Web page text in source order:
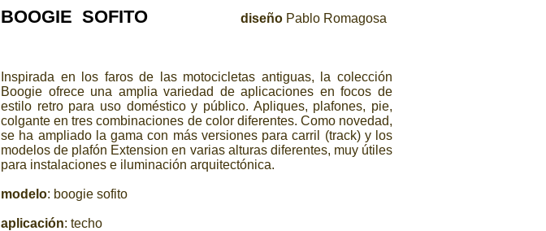
BOOGIE SOFITO diseño Pablo Romagosa
Inspirada en los faros de las motocicletas antiguas, la colección
Boogie ofrece una amplia variedad de aplicaciones en focos de
estilo retro para uso doméstico y público. Apliques, plafones, pie,
colgante en tres combinaciones de color diferentes. Como novedad,
se ha ampliado la gama con más versiones para carril (track) y los
modelos de plafón Extension en varias alturas diferentes, muy útiles
para instalaciones e iluminación arquitectónica.
modelo: boogie sofito
aplicación: techo